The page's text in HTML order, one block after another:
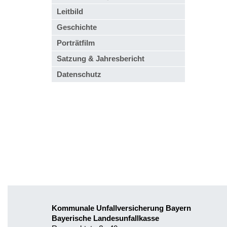
Leitbild
Geschichte
Porträtfilm
Satzung & Jahresbericht
Datenschutz
Kommunale Unfallversicherung Bayern
Bayerische Landesunfallkasse